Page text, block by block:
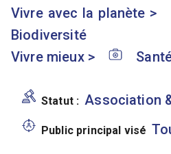
Vivre avec la planète >
Biodiversité
Vivre mieux>
Statut : Association
Public principal visé